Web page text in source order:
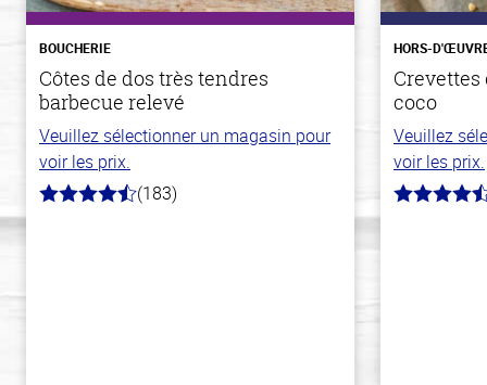
BOUCHERIE
Côtes de dos très tendres
barbecue relevé
Veuillez sélectionner un magasin pour
voir les prix.
4.8
(183)
HORS-
Crevettes
coco
Veuillez
voir les prix.
4.7